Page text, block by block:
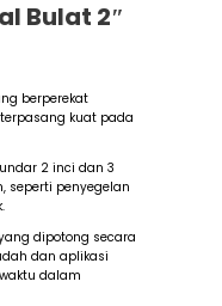
Bulat 2″
berperekat
kuat pada
2 inci dan 3
seperti penyegelan
dipotong secara
dan aplikasi
dalam